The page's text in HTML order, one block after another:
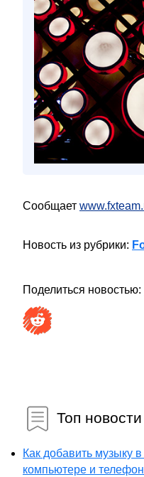
Сообщает
Новость из рубрики:
Поделиться новостью:
Топ
Как добавить музыку
компьютере и